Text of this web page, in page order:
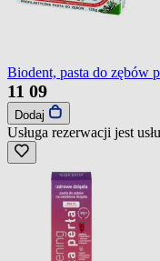
Biodent, pasta do zębów
11 09
Dodaj
Usługa rezerwacji jest